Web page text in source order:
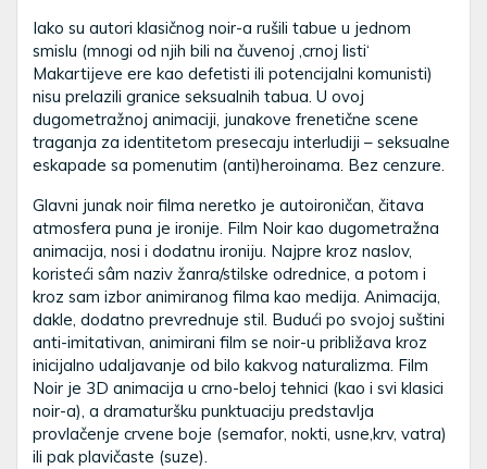
Iako su autori klasičnog noir-a rušili tabue u jednom
smislu (mnogi od njih bili na čuvenoj ‚crnoj listi‘
Makartijeve ere kao defetisti ili potencijalni komunisti)
nisu prelazili granice seksualnih tabua. U ovoj
dugometražnoj animaciji, junakove frenetične scene
traganja za identitetom presecaju interludiji – seksualne
eskapade sa pomenutim (anti)heroinama. Bez cenzure.
Glavni junak noir filma neretko je autoironičan, čitava
atmosfera puna je ironije. Film Noir kao dugometražna
animacija, nosi i dodatnu ironiju. Najpre kroz naslov,
koristeći sâm naziv žanra/stilske odrednice, a potom i
kroz sam izbor animiranog filma kao medija. Animacija,
dakle, dodatno prevrednuje stil. Budući po svojoj suštini
anti-imitativan, animirani film se noir-u približava kroz
inicijalno udaljavanje od bilo kakvog naturalizma. Film
Noir je 3D animacija u crno-beloj tehnici (kao i svi klasici
noir-a), a dramaturšku punktuaciju predstavlja
provlačenje crvene boje (semafor, nokti, usne,krv, vatra)
ili pak plavičaste (suze).